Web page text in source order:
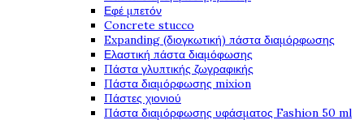
Εφέ μπετόν
Concrete stucco
Expanding (διογκωτική) πάστα διαμόρφωσης
Ελαστική πάστα διαμόφωσης
Πάστα γλυπτικής ζωγραφικής
Πάστα διαμόρφωσης mixion
Πάστες χιονιού
Πάστα διαμόρφωσης υφάσματος Fashion 50 ml